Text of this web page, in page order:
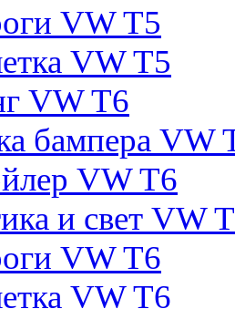
VW T5
VW T5
VW T6
бампера VW
VW T6
и свет VW
VW T6
VW T6